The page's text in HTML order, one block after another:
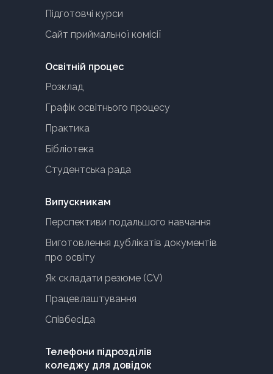
Підготовчі курси
Сайт приймальної комісії
Освітній процес
Розклад
Графік освітнього процесу
Практика
Бібліотека
Студентська рада
Випускникам
Перспективи подальшого навчання
Виготовлення дублікатів документів
про освіту
Як складати резюме (CV)
Працевлаштування
Співбесіда
Телефони підрозділів
коледжу для довідок